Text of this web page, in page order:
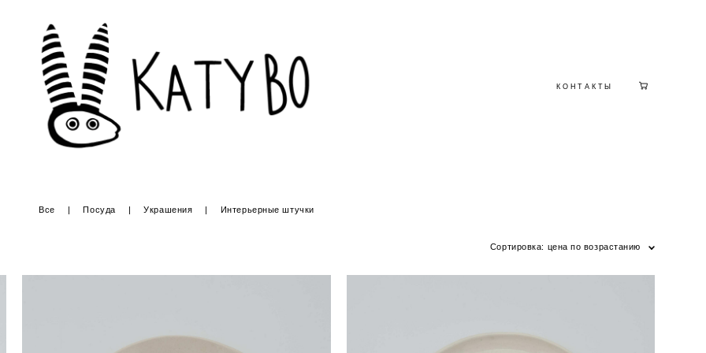
КОНТАКТЫ
КОНТАКТЫ
Все | Посуда | Украшения | Интерьерные штучки
Сортировка: цена по возрастанию